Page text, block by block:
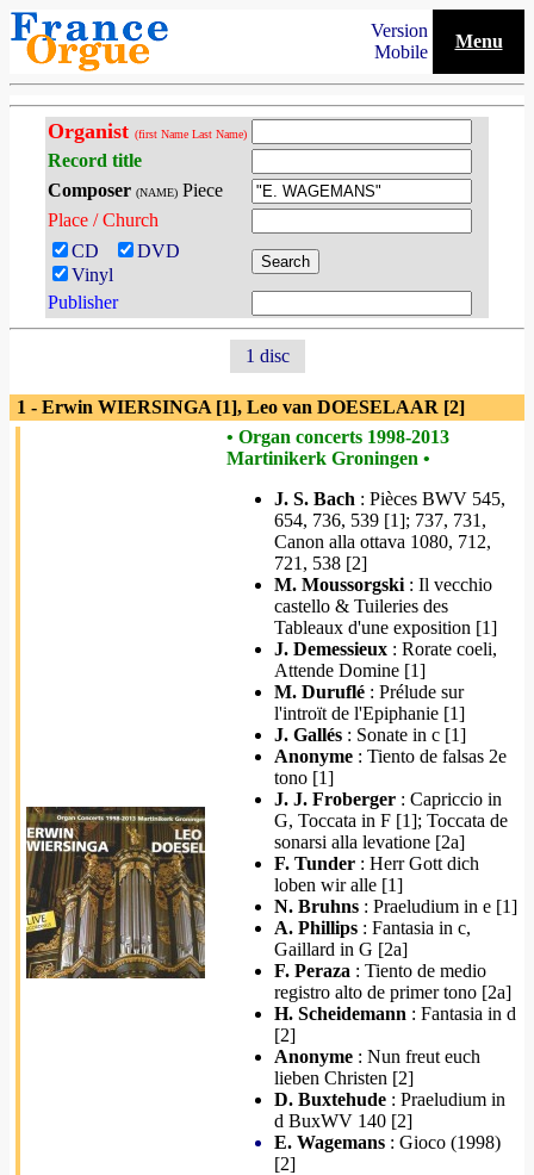
Version
Mobile
Menu
Organist (first Name Last Name)
Record title
Composer (NAME) Piece
Place / Church
CD
DVD
Vinyl
Publisher
1 disc
1 - Erwin WIERSINGA [1], Leo van DOESELAAR [2]
• Organ concerts 1998-2013
Martinikerk Groningen •
J. S. Bach : Pièces BWV 545,
654, 736, 539 [1]; 737, 731,
Canon alla ottava 1080, 712,
721, 538 [2]
M. Moussorgski : Il vecchio
castello & Tuileries des
Tableaux d'une exposition [1]
J. Demessieux : Rorate coeli,
Attende Domine [1]
M. Duruflé : Prélude sur
l'introït de l'Epiphanie [1]
J. Gallés : Sonate in c [1]
Anonyme : Tiento de falsas 2e
tono [1]
J. J. Froberger : Capriccio in
G, Toccata in F [1]; Toccata de
sonarsi alla levatione [2a]
F. Tunder : Herr Gott dich
loben wir alle [1]
N. Bruhns : Praeludium in e [1]
A. Phillips : Fantasia in c,
Gaillard in G [2a]
F. Peraza : Tiento de medio
registro alto de primer tono [2a]
H. Scheidemann : Fantasia in d
[2]
Anonyme : Nun freut euch
lieben Christen [2]
D. Buxtehude : Praeludium in
d BuxWV 140 [2]
E. Wagemans : Gioco (1998)
[2]